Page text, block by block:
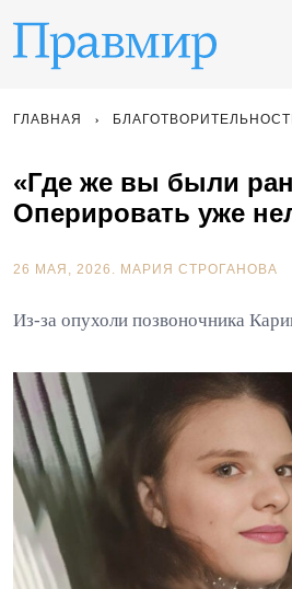
ГЛАВНАЯ
«Где же вы были
Оперировать уже
26 МАЯ, 2026. МАРИЯ СТРОГАНОВА
Из-за опухоли позвоночника